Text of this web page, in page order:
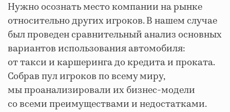
Нужно осознать место компании на рынке
относительно других игроков. В нашем случае
был проведен сравнительный анализ основных
вариантов использования автомобиля:
от такси и каршеринга до кредита и проката.
Собрав пул игроков по всему миру,
мы проанализировали их бизнес-модели
со всеми преимуществами и недостатками.